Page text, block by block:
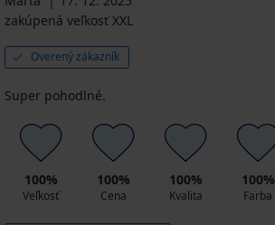
zakúpená veľkosť XXL
Overený zákazník
Super pohodlné.
100%
Veľkosť
100%
Cena
100%
Kvalita
100%
Farba